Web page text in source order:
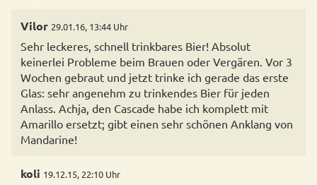
Vilor 29.01.16, 13:44 Uhr
Sehr leckeres, schnell trinkbares Bier! Absolut
keinerlei Probleme beim Brauen oder Vergären. Vor 3
Wochen gebraut und jetzt trinke ich gerade das erste
Glas: sehr angenehm zu trinkendes Bier für jeden
Anlass. Achja, den Cascade habe ich komplett mit
Amarillo ersetzt; gibt einen sehr schönen Anklang von
Mandarine!
koli 19.12.15, 22:10 Uhr